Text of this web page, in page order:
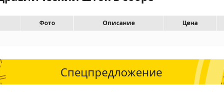
Фото Описание Цена
Спецпредложение